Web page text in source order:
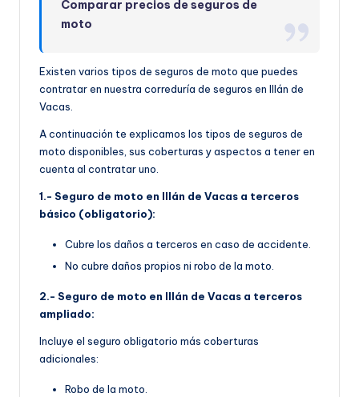
Comparar precios de seguros de
moto
Existen varios tipos de seguros de moto que puedes
contratar en nuestra correduría de seguros en Illán de
Vacas.
A continuación te explicamos los tipos de seguros de
moto disponibles, sus coberturas y aspectos a tener en
cuenta al contratar uno.
1.- Seguro de moto en Illán de Vacas a terceros
básico (obligatorio):
Cubre los daños a terceros en caso de accidente.
No cubre daños propios ni robo de la moto.
2.- Seguro de moto en Illán de Vacas a terceros
ampliado:
Incluye el seguro obligatorio más coberturas
adicionales:
Robo de la moto.